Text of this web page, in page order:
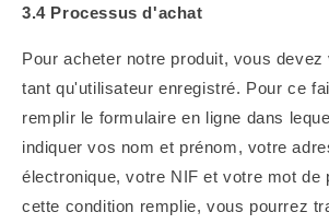
3.4 Processus d'achat
Pour acheter notre produit, vous
tant qu'utilisateur enregistré. Pour ce
remplir le formulaire en ligne dans
indiquer vos nom et prénom, votre
électronique, votre NIF et votre mot de
cette condition remplie, vous pourrez